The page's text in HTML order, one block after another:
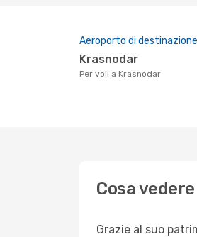
Aeroporto di destinazione
Krasnodar
Per voli a Krasnodar
Cosa
Grazie al suo